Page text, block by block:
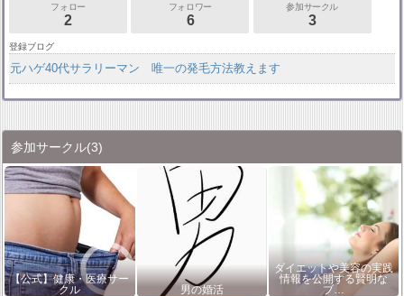
フォロー
2
フォロワー
6
参加サークル
3
登録ブログ
元ハゲ40代サラリーマン 唯一の発毛方法教えます
参加サークル(3)
【公式】健康・医療サー
クル
男の婚活
ダイエットや美容の実践
情報を公開する賢明な
ブ…